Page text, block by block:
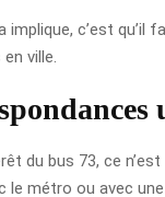
implique, c’est qu’il
ville.
du bus 73, ce
le métro ou avec